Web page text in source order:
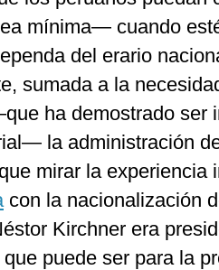
mínima— cuando
del erario
sumada a la
ha demostrado ser
la administración
mirar la experiencia
con la nacionalización
Kirchner era
puede ser para la